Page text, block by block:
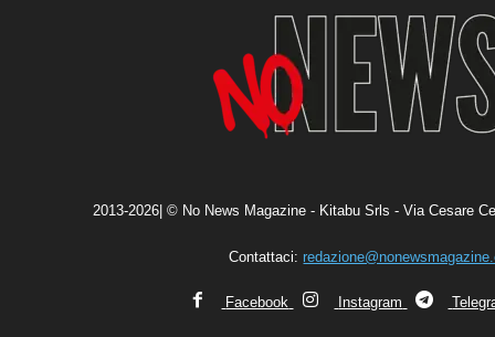
2013-2026| © No News Magazine - Kitabu Srls - Via Cesare
Contattaci:
Facebook Instagram